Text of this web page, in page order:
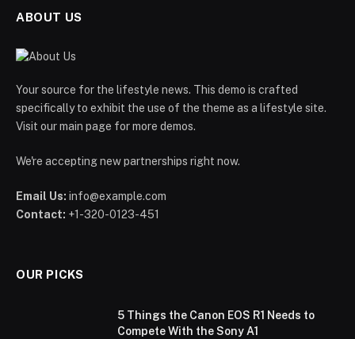
ABOUT US
Your source for the lifestyle news. This demo is crafted
specifically to exhibit the use of the theme as a lifestyle site.
Visit our main page for more demos.
We're accepting new partnerships right now.
Email Us: info@example.com
Contact: +1-320-0123-451
OUR PICKS
5 Things the Canon EOS R1 Needs to
Compete With the Sony A1